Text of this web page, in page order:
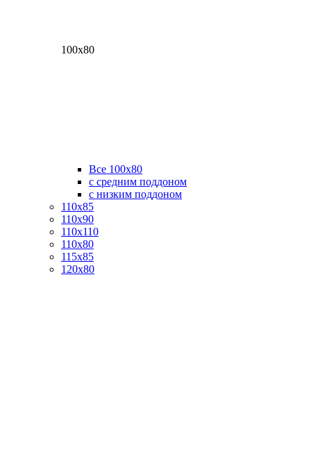
100х80
Все 100х80
с средним поддоном
с низким поддоном
110х85
110х90
110х110
110х80
115х85
120х80